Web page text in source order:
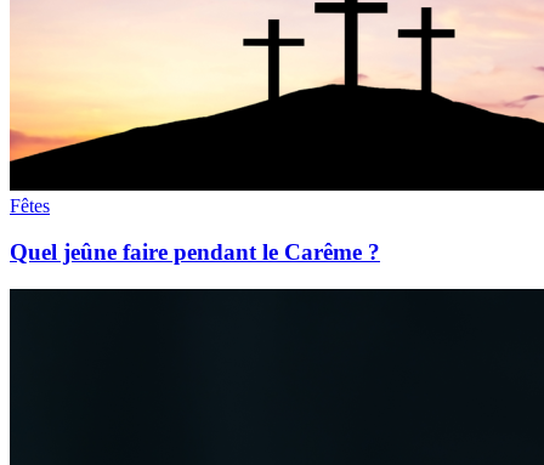
Fêtes
Quel jeûne faire pendant le Carême ?